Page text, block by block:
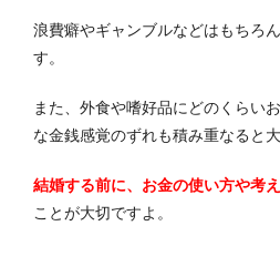
浪費癖やギャンブルなどはもちろ
す。
また、外食や嗜好品にどのくらい
な金銭感覚のずれも積み重なると
結婚する前に、お金の使い方や考
ことが大切ですよ。